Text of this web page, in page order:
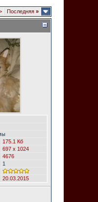
Последняя »
175.1 Кб
697 x 1024
4676
1
20.03.2015